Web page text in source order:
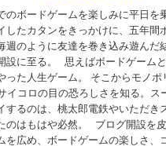
のボードゲームを楽しみに平日を
したカタンをきっかけに、五年間
週のように友達を巻き込み遊んだ
設に至る。 思えばボードゲーム
った人生ゲーム。 そこからモノポ
イコロの目の恐ろしさを知る。ス
するのは、桃太郎電鉄やいただき
のはもはや必然。 ブログ開設を
を広め、ボードゲームの楽しさ、